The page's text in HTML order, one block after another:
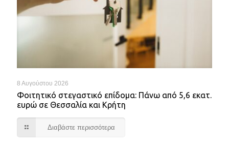
8 Αυγούστου 2026
Φοιτητικό στεγαστικό επίδομα: Πάνω από 5,6 εκατ.
ευρώ σε Θεσσαλία και Κρήτη
Διαβάστε περισσότερα